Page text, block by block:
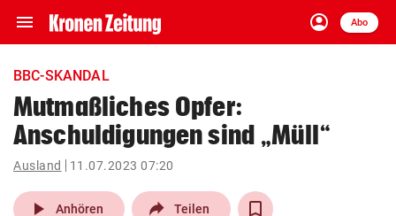
menu Navigation
ein-/ausklappen
account_circle
Anmelden
Abo
close Schließen
account_circle Anmelden
arrow_right
pin_drop
Wien arrow_right
BBC-SKANDAL
Mutmaßliches Opfer:
Anschuldigungen sind „Müll“
Ausland 11.07.2023 07:20
play_arrow Anhören Teilen